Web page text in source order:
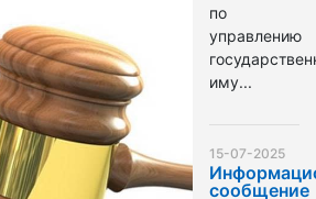
по
управлению
иму...
15-07-2025
сообщение